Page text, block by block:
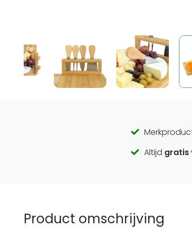
Call
toAltijd gratis
Product omschrijving